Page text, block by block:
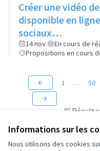
Informations sur les
Nous utilisons des cookies
Créer une vidéo
disponible en
sociaux…
14 nov.
En cours de
Propositions en cours
1 … 50